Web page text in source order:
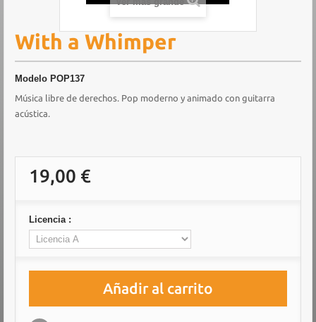
With a Whimper
Modelo POP137
Música libre de derechos. Pop moderno y animado con guitarra
acústica.
19,00 €
Licencia :
Añadir al carrito